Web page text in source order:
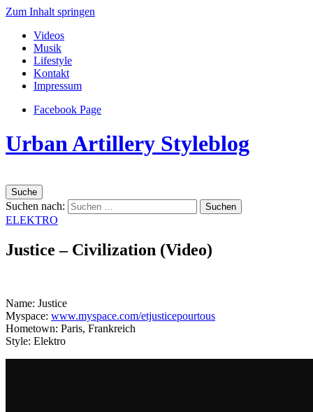
Zum Inhalt springen
Videos
Musik
Lifestyle
Kontakt
Impressum
Facebook Page
Urban Artillery Styleblog
Suche
Suchen nach:
ELEKTRO
Justice – Civilization (Video)
Name: Justice
Myspace: www.myspace.com/etjusticepourtous
Hometown: Paris, Frankreich
Style: Elektro